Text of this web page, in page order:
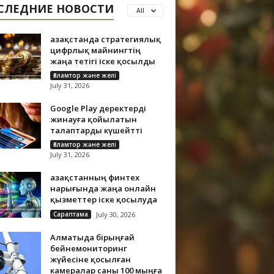
НОВОСТИ All
Қазақстанда стратегиялық
цифрлық майнингтің
жаңа тетігі іске қосылды
Ғаламтор және желі
July 31, 2026
Google Play деректерді
жинауға қойылатын
талаптарды күшейтті
Ғаламтор және желі
July 31, 2026
Қазақстанның финтех
нарығында жаңа онлайн
қызметтер іске қосылуда
Сараптама July 30, 2026
Алматыда бірыңғай
бейнемониторинг
жүйесіне қосылған
камералар саны 100 мыңға